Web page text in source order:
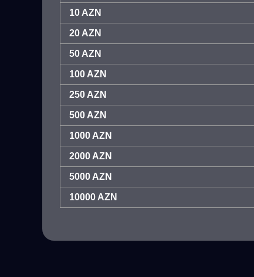
10 AZN
20 AZN
50 AZN
100 AZN
250 AZN
500 AZN
1000 AZN
2000 AZN
5000 AZN
10000 AZN